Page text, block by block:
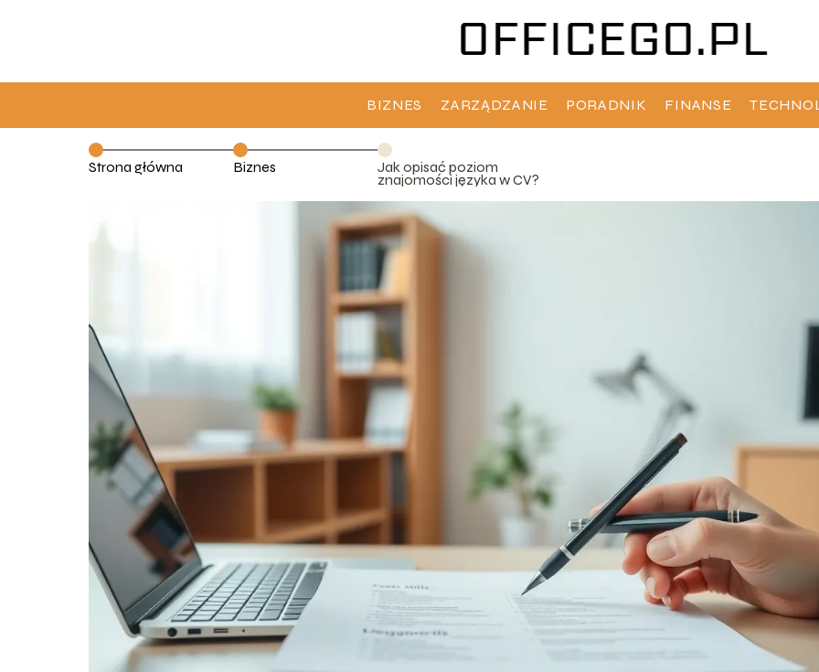
BIZNES ZARZĄDZANIE PORADNIK FINANSE
Strona główna Biznes Jak opisać poziom
znajomości języka w CV?